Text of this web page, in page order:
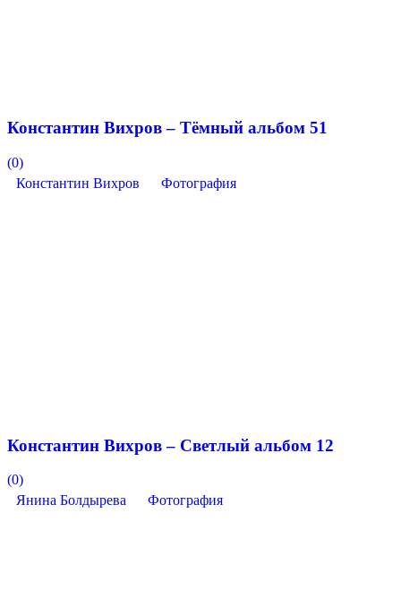
Константин Вихров – Тёмный альбом 51
(0)
Константин Вихров
Фотография
Константин Вихров – Светлый альбом 12
(0)
Янина Болдырева
Фотография